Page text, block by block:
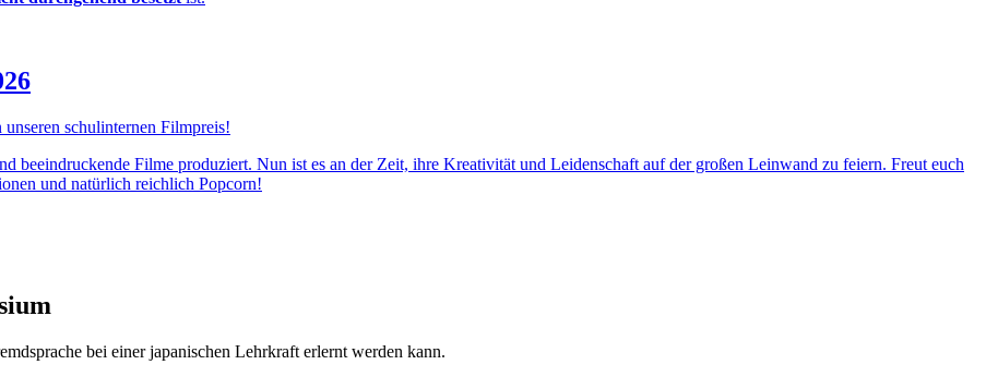
schulinternen Filmpreis!
beeindruckende Filme produziert. Nun ist es an der Zeit, ihre Kreativität und Leidenschaft auf der großen Leinwand zu feiern. Freut euch
und natürlich reichlich Popcorn!
bei einer japanischen Lehrkraft erlernt werden kann.